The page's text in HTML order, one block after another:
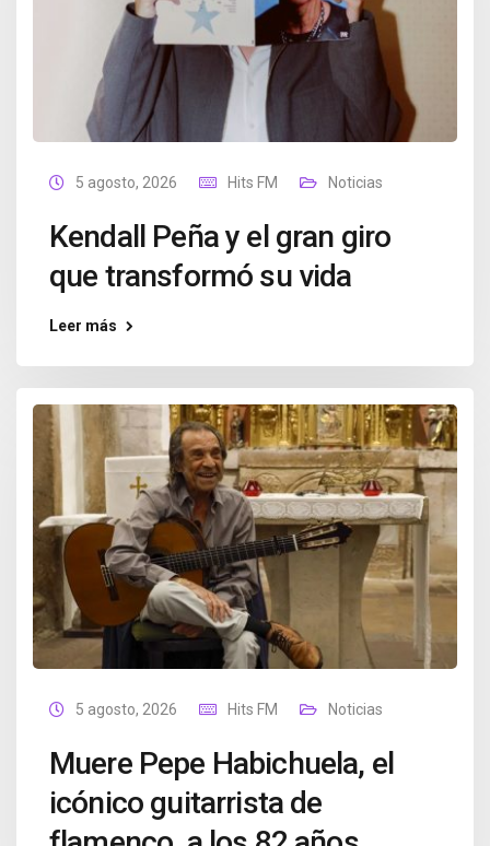
5 agosto, 2026 Hits FM Noticias
Kendall Peña y el gran giro
que transformó su vida
Leer más
5 agosto, 2026 Hits FM Noticias
Muere Pepe Habichuela, el
icónico guitarrista de